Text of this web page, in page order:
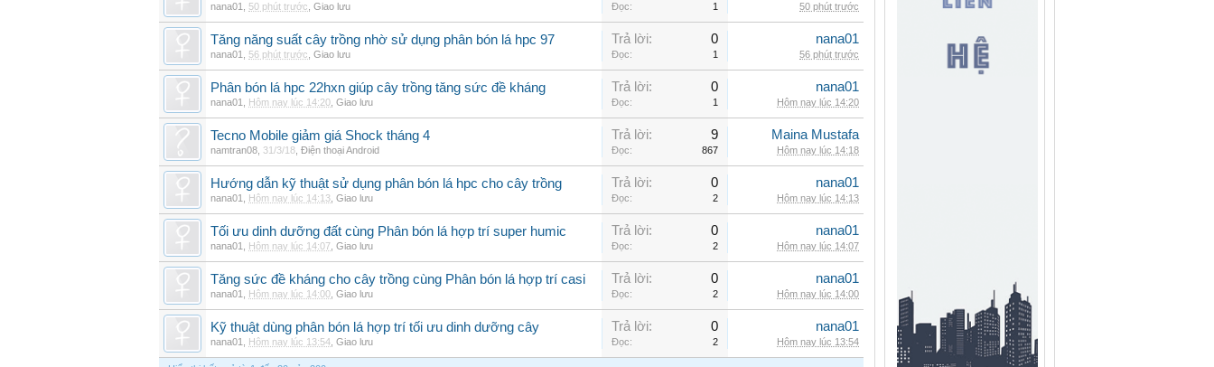
nana01 50 phút trước Giao lưu Đọc: 1 50 phút trước
Tăng năng suất cây trồng nhờ sử dụng phân bón lá hpc 97
nana01 56 phút trước Giao lưu
Trả lời: 0
Đọc: 1
nana01
56 phút trước
Phân bón lá hpc 22hxn giúp cây trồng tăng sức đề kháng
nana01 Hôm nay lúc 14:20 Giao lưu
Trả lời: 0
Đọc: 1
nana01
Hôm nay lúc 14:20
Tecno Mobile giảm giá Shock tháng 4
namtran08 31/3/18 Điện thoại Android
Trả lời: 9
Đọc: 867
Maina Mustafa
Hôm nay lúc 14:18
Hướng dẫn kỹ thuật sử dụng phân bón lá hpc cho cây trồng
nana01 Hôm nay lúc 14:13 Giao lưu
Trả lời: 0
Đọc: 2
nana01
Hôm nay lúc 14:13
Tối ưu dinh dưỡng đất cùng Phân bón lá hợp trí super humic
nana01 Hôm nay lúc 14:07 Giao lưu
Trả lời: 0
Đọc: 2
nana01
Hôm nay lúc 14:07
Tăng sức đề kháng cho cây trồng cùng Phân bón lá hợp trí casi
nana01 Hôm nay lúc 14:00 Giao lưu
Trả lời: 0
Đọc: 2
nana01
Hôm nay lúc 14:00
Kỹ thuật dùng phân bón lá hợp trí tối ưu dinh dưỡng cây
nana01 Hôm nay lúc 13:54 Giao lưu
Trả lời: 0
Đọc: 2
nana01
Hôm nay lúc 13:54